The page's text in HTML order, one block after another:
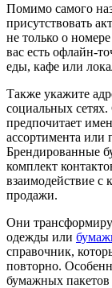
Помимо самого
присутствовать
не только о
вас есть офлайн-
еды, кафе или
Также укажите
социальных
предпочитает
ассортимента или
Брендированные
комплект
взаимодействие с
продажи.
Они
одежды или
справочник,
повторно.
бумажных пакетов